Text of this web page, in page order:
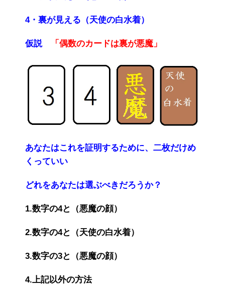
4・裏が見える（天使の白水着）
仮説 「偶数のカードは裏が悪魔」
あなたはこれを証明するために、二枚だけめ
くっていい
どれをあなたは選ぶべきだろうか？
1.数字の4と（悪魔の顔）
2.数字の4と（天使の白水着）
3.数字の3と（悪魔の顔）
4.上記以外の方法